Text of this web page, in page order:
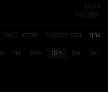
$ 0.34
+11.68%
גרף ספר הזמנות מסחר בשוק
1m
5m
15m
30m
1H